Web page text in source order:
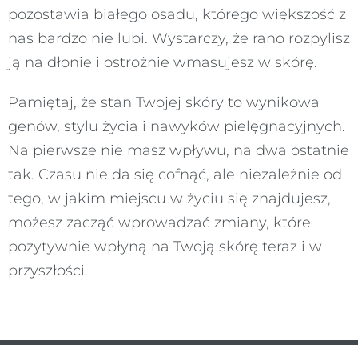
pozostawia białego osadu, którego większość z
nas bardzo nie lubi. Wystarczy, że rano rozpylisz
ją na dłonie i ostrożnie wmasujesz w skórę.
Pamiętaj, że stan Twojej skóry to wynikowa
genów, stylu życia i nawyków pielęgnacyjnych.
Na pierwsze nie masz wpływu, na dwa ostatnie
tak. Czasu nie da się cofnąć, ale niezależnie od
tego, w jakim miejscu w życiu się znajdujesz,
możesz zacząć wprowadzać zmiany, które
pozytywnie wpłyną na Twoją skórę teraz i w
przyszłości.